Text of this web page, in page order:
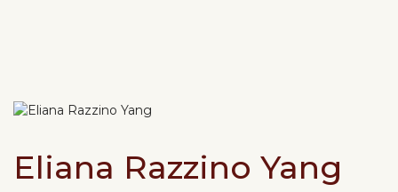
Eliana Razzino Yang